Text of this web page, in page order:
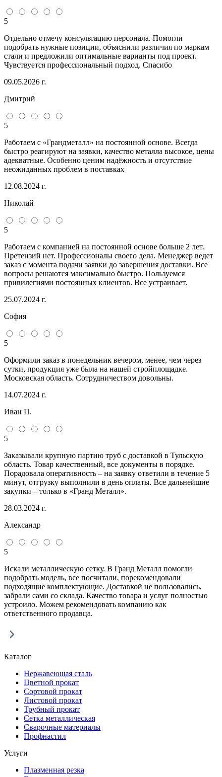
5
Отдельно отмечу консультацию персонала. Помогли
подобрать нужные позиции, объяснили различия по маркам
стали и предложили оптимальные варианты под проект.
Чувствуется профессиональный подход. Спасибо
09.05.2026 г.
Дмитрий
5
Работаем с «Грандметалл» на постоянной основе. Всегда
быстро реагируют на заявки, качество металла высокое, цены
адекватные. Особенно ценим надёжность и отсутствие
неожиданных проблем в поставках
12.08.2024 г.
Николай
5
Работаем с компанией на постоянной основе больше 2 лет.
Претензий нет. Профессионалы своего дела. Менеджер ведет
заказ с момента подачи заявки до завершения доставки. Все
вопросы решаются максимально быстро. Пользуемся
привилегиями постоянных клиентов. Все устраивает.
25.07.2024 г.
София
5
Оформили заказ в понедельник вечером, менее, чем через
сутки, продукция уже была на нашей стройплощадке.
Московская область. Сотрудничеством довольны.
14.07.2024 г.
Иван П.
5
Заказывали крупную партию труб с доставкой в Тульскую
область. Товар качественный, все документы в порядке.
Порадовала оперативность – на заявку ответили в течение 5
минут, отгрузку выполнили в день оплаты. Все дальнейшие
закупки – только в «Гранд Металл».
28.03.2024 г.
Александр
5
Искали металлическую сетку. В Гранд Металл помогли
подобрать модель, все посчитали, порекомендовали
подходящие комплектующие. Доставкой не пользовались,
забрали сами со склада. Качество товара и услуг полностью
устроило. Можем рекомендовать компанию как
ответственного продавца.
Каталог
Нержавеющая сталь
Цветной прокат
Сортовой прокат
Листовой прокат
Трубный прокат
Сетка металлическая
Сварочные материалы
Профнастил
Услуги
Плазменная резка